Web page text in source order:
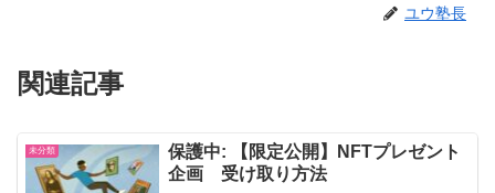
ユウ塾長
関連記事
未分類
保護中: 【限定公開】NFTプレゼント
企画 受け取り方法